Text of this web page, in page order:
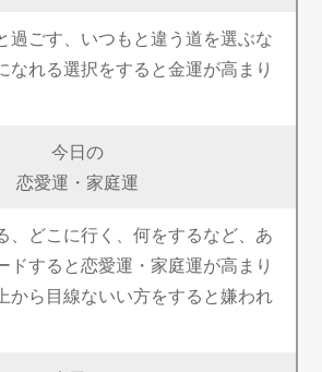
過ごす、いつもと違う道を選ぶな
なれる選択をすると金運が高まり
今日の
恋愛運・家庭運
、どこに行く、何をするなど、あ
ドすると恋愛運・家庭運が高まり
から目線ないい方をすると嫌われ